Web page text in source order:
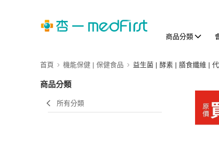
商品分類
首頁 機能保健 | 保健食品 益生菌 | 酵素 | 膳食纖維 |
商品分類
所有分類